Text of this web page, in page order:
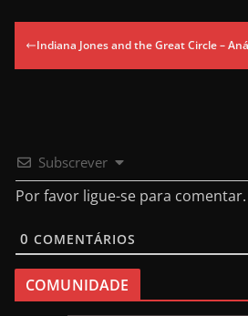
Indiana Jones and the Great Circle –
Subscrever
Por favor ligue-se para comentar.
0 COMENTÁRIOS
COMUNIDADE